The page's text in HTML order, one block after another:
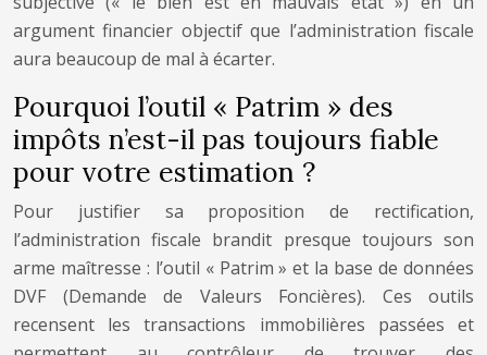
argument financier objectif que l’administration fiscale
aura beaucoup de mal à écarter.
Pourquoi l’outil « Patrim » des
impôts n’est-il pas toujours fiable
pour votre estimation ?
Pour justifier sa proposition de rectification,
l’administration fiscale brandit presque toujours son
arme maîtresse : l’outil « Patrim » et la base de données
DVF (Demande de Valeurs Foncières). Ces outils
recensent les transactions immobilières passées et